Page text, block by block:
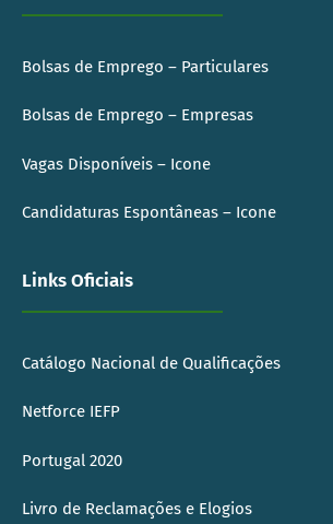
Bolsas de Emprego – Particulares
Bolsas de Emprego – Empresas
Vagas Disponíveis – Icone
Candidaturas Espontâneas – Icone
Links Oficiais
Catálogo Nacional de Qualificações
Netforce IEFP
Portugal 2020
Livro de Reclamações e Elogios